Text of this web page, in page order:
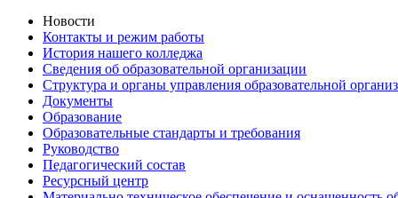
Новости
Контакты и режим работы
История нашего колледжа
Сведения об образовательной организации
Структура и органы управления образовательной
Документы
Образование
Образовательные стандарты и требования
Руководство
Педагогический состав
Ресурсный центр